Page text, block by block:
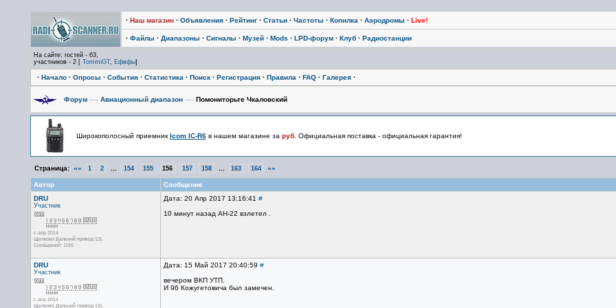
· Наш магазин· Объявления· Рейтинг· Статьи· Частоты · Копилка · Аэродромы · Live!
· Файлы · Диапазоны · Сигналы · Музей· Mods · LPD-форум· Клуб· Радиостанции
На сайте: гостей - 63,
участников - 2 [ TommiGT, Ефвфы]
· Начало· Опросы · События· Статистика · Поиск· Регистрация· Правила · FAQ· Галерея·
Форум —› Авиационный диапазон —›Помониторьте Чкаловский
Широкополосный приемник Icom IC-R6в нашем магазине за руб. Официальная поставка - официальная гарантия!
Страница: «« 1 2 154 155 156 157 158 163 164 »»
Автор
Сообщение
DRU
Участник
с апр 2014
Щелково Дальний привод 12L
Сообщений: 1165
Дата: 20 Апр 2017 13:16:41 #
10 минут назад АН-22 взлетел .
DRU
Участник
с апр 2014
Щелково Дальний привод 12L
Дата: 15 Май 2017 20:40:59 #
вечером ВКП УТП.
И 96 Кожугетовича был замечен.